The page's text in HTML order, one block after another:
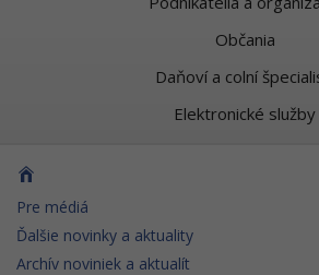
Občania
Daňoví a colní
Elektronické služby
Pre médiá
Ďalšie novinky a aktuality
Archív noviniek a aktualít